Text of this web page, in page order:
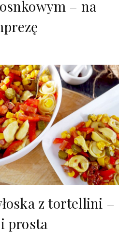
– na
z tortellini –
prosta